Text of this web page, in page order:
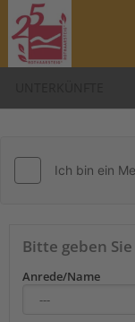
Kontakt
Bitte geben
Anrede/Name